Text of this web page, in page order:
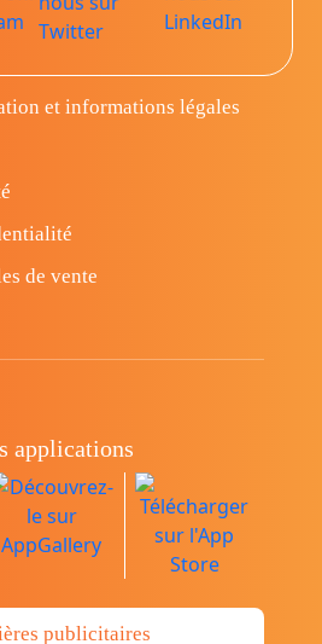
et informations légales
de vente
applications
publicitaires